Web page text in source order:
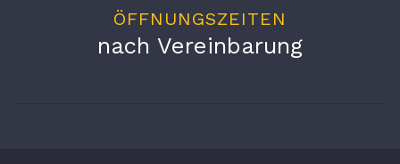
ÖFFNUNGSZEITEN
nach Vereinbarung